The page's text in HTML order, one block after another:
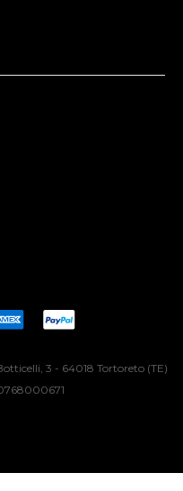
3 - 64018 Tortoreto (TE)